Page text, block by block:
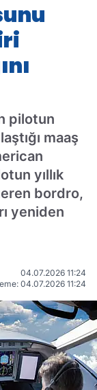
pilotun
maaş
yıllık
bordro,
yeniden
04.07.2026 11:24
04.07.2026 11:24